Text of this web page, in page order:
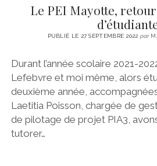
Le PEI Mayotte,
PUBLIÉ LE 27 SEPTEMBRE 2022 par
Durant l’année scolaire 2021-
Lefebvre et moi même, alors
deuxième année,
Laetitia Poisson, chargée de
de pilotage de projet PIA3,
tutorer…